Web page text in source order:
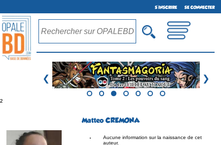
S'INSCRIRE SE CONNECTER
❮ ❯
²
Matteo CREMONA
Aucune information sur la naissance de cet
auteur.